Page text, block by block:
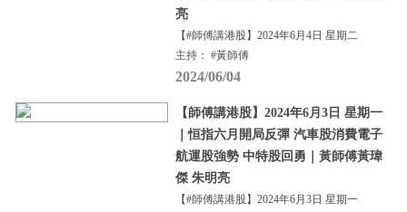
亮
【#師傅講港股】2024年6月4日 星期二
主持： #黃師傅
2024/06/04
【師傅講港股】2024年6月3日 星期一
｜恒指六月開局反彈 汽車股消費電子
航運股強勢 中特股回勇｜黃師傅黃瑋
傑 朱明亮
【#師傅講港股】2024年6月3日 星期一